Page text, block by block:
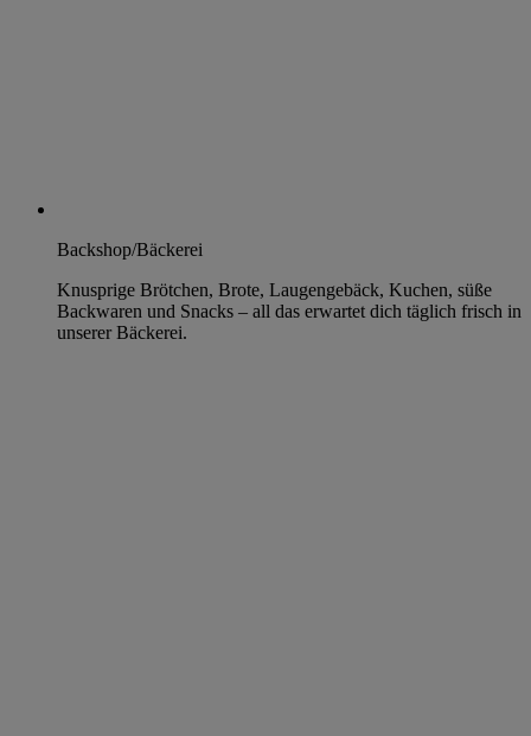
Backshop/Bäckerei
Knusprige Brötchen, Brote, Laugengebäck, Kuchen, süße
Backwaren und Snacks – all das erwartet dich täglich frisch in
unserer Bäckerei.